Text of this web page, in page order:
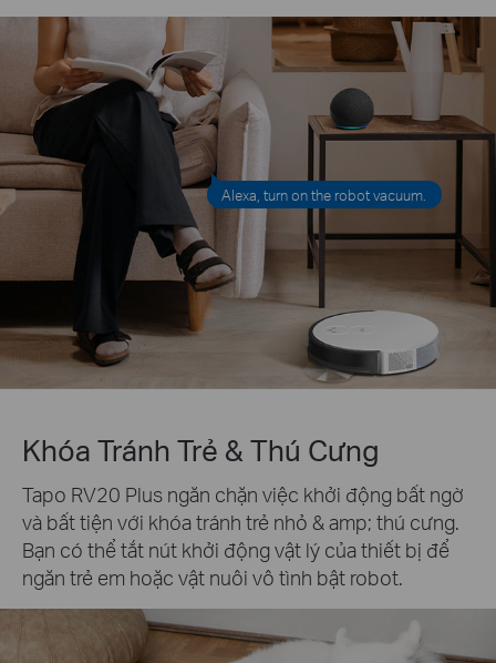
Alexa, turn on the robot vacuum.
Khóa Tránh Trẻ & Thú Cưng
Tapo RV20 Plus ngăn chặn việc khởi động bất ngờ
và bất tiện với khóa tránh trẻ nhỏ & amp; thú cưng.
Bạn có thể tắt nút khởi động vật lý của thiết bị để
ngăn trẻ em hoặc vật nuôi vô tình bật robot.